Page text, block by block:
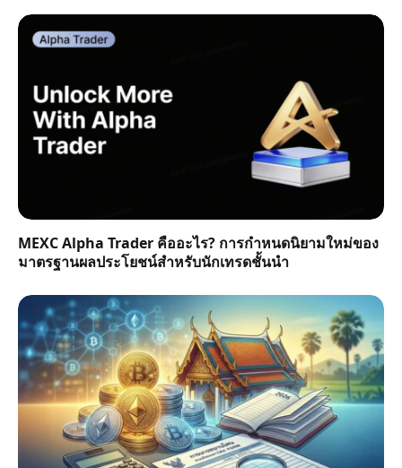
MEXC Alpha Trader คืออะไร? การกำหนดนิยามใหม่ของ
มาตรฐานผลประโยชน์สำหรับนักเทรดชั้นนำ